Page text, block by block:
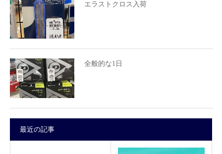
エラストクロス入荷
全般的な1日
最近の記事